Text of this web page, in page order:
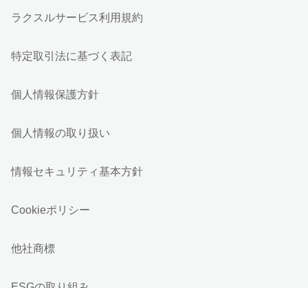
ラクスルサービス利用規約
特定取引法に基づく表記
個人情報保護方針
個人情報の取り扱い
情報セキュリティ基本方針
Cookieポリシー
他社商標